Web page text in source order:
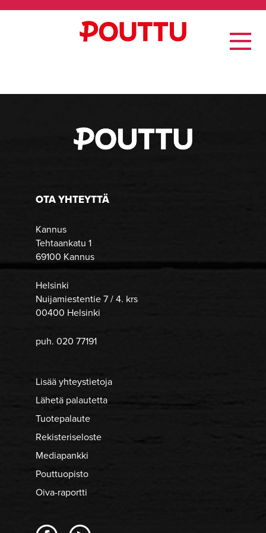
OTA YHTEYTTÄ
Kannus
Tehtaankatu 1
69100 Kannus
Helsinki
Nuijamiestentie 7 / 4. krs
00400 Helsinki
puh. 020 77191
Lisää yhteystietoja
Lähetä palautetta
Tuotepalaute
Rekisteriseloste
Mediapankki
Pouttuopisto
Oiva-raportti